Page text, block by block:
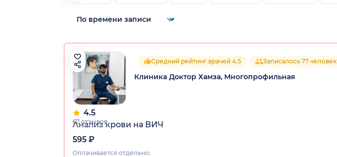
4.5
67 отзывов
Средний рейтинг врачей 4.5 Записалось 77 человек
Клиника Доктор Хамза, Многопрофильная
Анализ крови на ВИЧ
595 ₽
Оплачивается отдельно: